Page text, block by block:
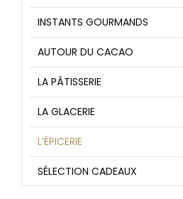
INSTANTS GOURMANDS
AUTOUR DU CACAO
LA PÂTISSERIE
LA GLACERIE
L’ÉPICERIE
SÉLECTION CADEAUX